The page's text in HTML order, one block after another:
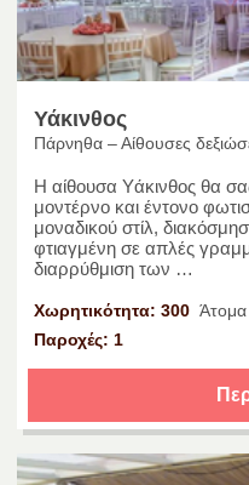
Υάκινθος
Πάρνηθα – Αίθουσες
Η αίθουσα Υάκινθος θα
μοντέρνο και έντονο
μοναδικού στίλ,
φτιαγμένη σε απλές
διαρρύθμιση των …
Χωρητικότητα: 300 Άτομα
Παροχές: 1